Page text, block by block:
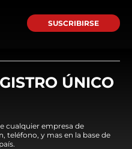
SUSCRIBIRSE
ÚNICO
cualquier empresa de
teléfono, y mas en la base de